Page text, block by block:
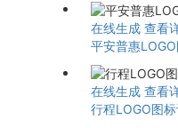
在线生成 查看
平安普惠
在线生成 查看
行程LOGO图